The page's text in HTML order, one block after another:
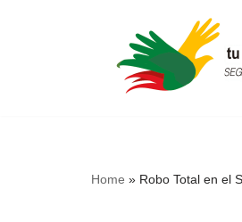
Home » Robo Total en el